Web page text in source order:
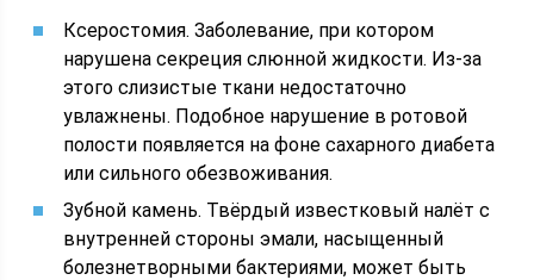
Ксеростомия. Заболевание, при котором
нарушена секреция слюнной жидкости. Из-за
этого слизистые ткани недостаточно
увлажнены. Подобное нарушение в ротовой
полости появляется на фоне сахарного диабета
или сильного обезвоживания.
Зубной камень. Твёрдый известковый налёт с
внутренней стороны эмали, насыщенный
болезнетворными бактериями, может быть